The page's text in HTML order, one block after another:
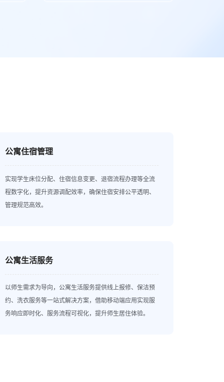
公寓住宿管理
实现学生床位分配、住宿信息变更、退宿流程办理等全流
程数字化，提升资源调配效率，确保住宿安排公平透明、
管理规范高效。
公寓生活服务
以师生需求为导向，公寓生活服务提供线上报修、保洁预
约、洗衣服务等一站式解决方案，借助移动端应用实现服
务响应即时化、服务流程可视化，提升师生居住体验。